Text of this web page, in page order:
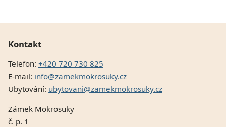
Kontakt
Telefon: +420 720 730 825
E-mail: info@zamekmokrosuky.cz
Ubytování: ubytovani@zamekmokrosuky.cz
Zámek Mokrosuky
č. p. 1